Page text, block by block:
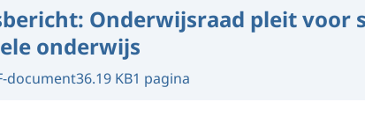
Onderwijsraad pleit voor
onderwijs
document36.19 KB1 pagina